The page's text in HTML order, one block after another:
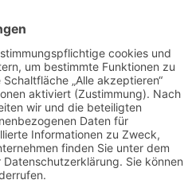
Treffer • Seite
Gehe zu